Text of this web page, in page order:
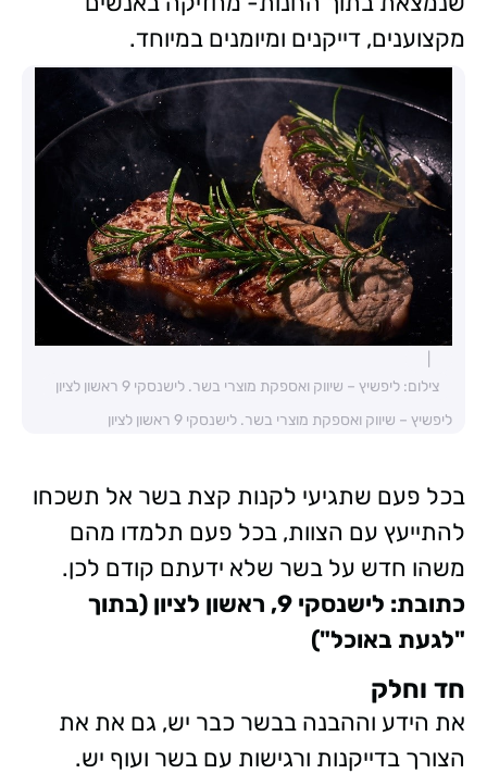
מקצוענים, דייקנים ומיומנים במיוחד.
צילום: ליפשיץ – שיווק ואספקת מוצרי בשר. לישנסקי 9 ראשון לציון
ליפשיץ – שיווק ואספקת מוצרי בשר. לישנסקי 9 ראשון לציון
בכל פעם שתגיעי לקנות קצת בשר אל תשכחו
להתייעץ עם הצוות, בכל פעם תלמדו מהם
משהו חדש על בשר שלא ידעתם קודם לכן.
כתובת: לישנסקי 9, ראשון לציון (בתוך
"לגעת באוכל")
חד וחלק
את הידע וההבנה בבשר כבר יש, גם את את
הצורך בדייקנות ורגישות עם בשר ועוף יש.